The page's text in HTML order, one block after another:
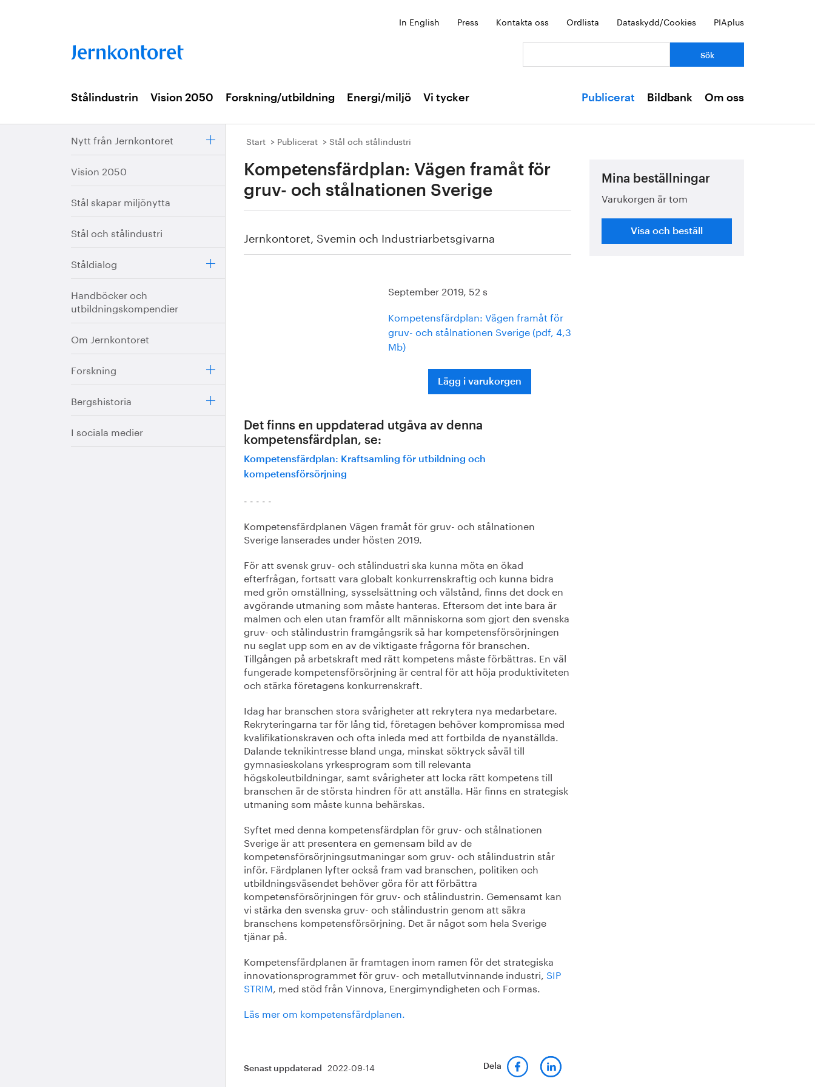
In English Press Kontakta oss Ordlista Dataskydd/Cookies PIAplus
Stålindustrin Vision 2050 Forskning/utbildning Energi/miljö Vi tycker Publicerat Bildbank Om oss
Nytt från Jernkontoret
Vision 2050
Stål skapar miljönytta
Stål och stålindustri
Ståldialog
Handböcker och
utbildningskompendier
Om Jernkontoret
Forskning
Bergshistoria
I sociala medier
Start Publicerat Stål och stålindustri
Kompetensfärdplan: Vägen framåt för
gruv- och stålnationen Sverige
Jernkontoret, Svemin och Industriarbetsgivarna
September 2019, 52 s
Kompetensfärdplan: Vägen framåt för
gruv- och stålnationen Sverige (pdf, 4,3
Mb)
Lägg i varukorgen
Det finns en uppdaterad utgåva av denna
kompetensfärdplan, se:
Kompetensfärdplan: Kraftsamling för utbildning och
kompetensförsörjning
- - - - -
Kompetensfärdplanen Vägen framåt för gruv- och stålnationen
Sverige lanserades under hösten 2019.
För att svensk gruv- och stålindustri ska kunna möta en ökad
efterfrågan, fortsatt vara globalt konkurrenskraftig och kunna bidra
med grön omställning, sysselsättning och välstånd, finns det dock en
avgörande utmaning som måste hanteras. Eftersom det inte bara är
malmen och elen utan framför allt människorna som gjort den svenska
gruv- och stålindustrin framgångsrik så har kompetensförsörjningen
nu seglat upp som en av de viktigaste frågorna för branschen.
Tillgången på arbetskraft med rätt kompetens måste förbättras. En väl
fungerade kompetensförsörjning är central för att höja produktiviteten
och stärka företagens konkurrenskraft.
Idag har branschen stora svårigheter att rekrytera nya medarbetare.
Rekryteringarna tar för lång tid, företagen behöver kompromissa med
kvalifikationskraven och ofta inleda med att fortbilda de nyanställda.
Dalande teknikintresse bland unga, minskat söktryck såväl till
gymnasieskolans yrkesprogram som till relevanta
högskoleutbildningar, samt svårigheter att locka rätt kompetens till
branschen är de största hindren för att anställa. Här finns en strategisk
utmaning som måste kunna behärskas.
Syftet med denna kompetensfärdplan för gruv- och stålnationen
Sverige är att presentera en gemensam bild av de
kompetensförsörjningsutmaningar som gruv- och stålindustrin står
inför. Färdplanen lyfter också fram vad branschen, politiken och
utbildningsväsendet behöver göra för att förbättra
kompetensförsörjningen för gruv- och stålindustrin. Gemensamt kan
vi stärka den svenska gruv- och stålindustrin genom att säkra
branschens kompetensförsörjning. Det är något som hela Sverige
tjänar på.
Kompetensfärdplanen är framtagen inom ramen för det strategiska
innovationsprogrammet för gruv- och metallutvinnande industri, SIP
STRIM, med stöd från Vinnova, Energimyndigheten och Formas.
Läs mer om kompetensfärdplanen.
Senast uppdaterad 2022-09-14 Dela
Mina beställningar
Varukorgen är tom
Visa och beställ